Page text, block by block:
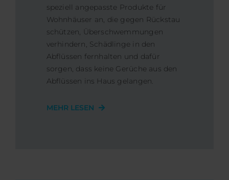
speziell angepasste Produkte für
Wohnhäuser an, die gegen Rückstau
schützen, Überschwemmungen
verhindern, Schädlinge in den
Abflüssen fernhalten und dafür
sorgen, dass keine Gerüche aus den
Abflüssen ins Haus gelangen.
MEHR LESEN